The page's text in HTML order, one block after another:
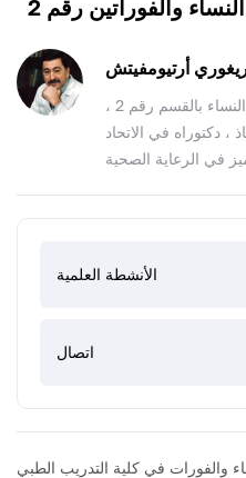
والفوراتين رقم 2
أرتيومفيتش
رئيس قسم التوليد ، و أمراض النساء بالقسم رقم 2 ،
، دكتوراه في الاتحاد
في الرعاية الصحية
الأنشطة العلمية
اتصال
والفورات في كلية التدريب الطبي